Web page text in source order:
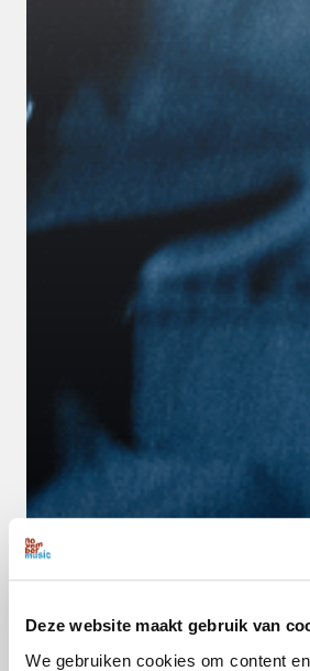
Deze website maakt gebruik van
We gebruiken cookies om content